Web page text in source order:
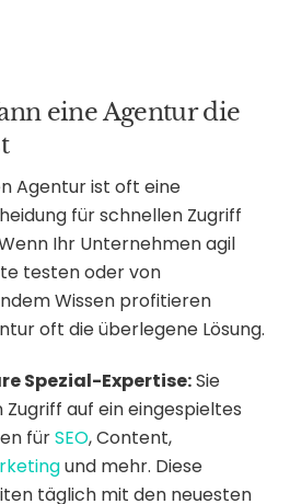
eine Agentur die
Agentur ist oft eine
für schnellen Zugriff
Ihr Unternehmen agil
testen oder von
Wissen profitieren
oft die überlegene Lösung.
Spezial-Expertise:Sie
auf ein eingespieltes
fürSEO, Content,
und mehr. Diese
täglich mit den neuesten